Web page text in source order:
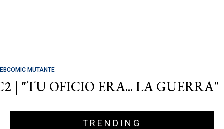
MUTANTE
| "TU OFICIO ERA... LA GUERRA"
TRENDING